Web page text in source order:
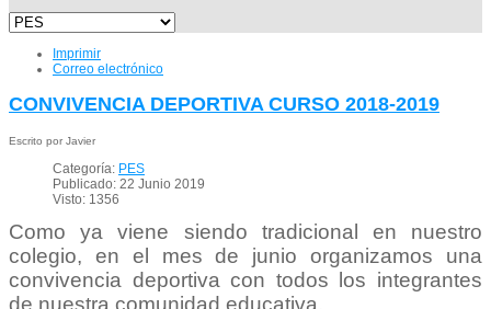
Imprimir
Correo electrónico
CONVIVENCIA DEPORTIVA CURSO 2018-2019
Escrito por Javier
Categoría: PES
Publicado: 22 Junio 2019
Visto: 1356
Como ya viene siendo tradicional en nuestro
colegio, en el mes de junio organizamos una
convivencia deportiva con todos los integrantes
de nuestra comunidad educativa.